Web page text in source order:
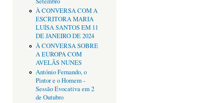
À CONVERSA COM A
ESCRITORA MARIA
LUÍSA SANTOS EM 11
DE JANEIRO DE 2024
À CONVERSA SOBRE
A EUROPA COM
AVELÃS NUNES
António Fernando, o
Pintor e o Homem -
Sessão Evocativa em 2
de Outubro